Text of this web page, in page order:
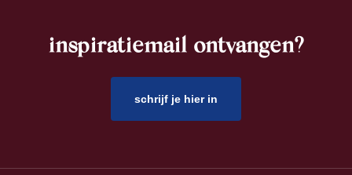
inspiratiemail ontvangen?
schrijf je hier in